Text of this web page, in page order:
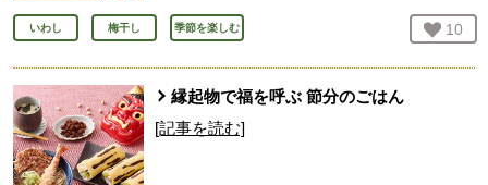
いわし 梅干し 季節を楽しむ お気
10
縁起物で福を呼ぶ 節分のごはん
[記事を読む]